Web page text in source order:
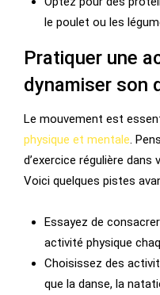
le poulet ou les
Pratiquer une
dynamiser son
Le mouvement est
physique et mentale.
d’exercice régulière
Voici quelques pistes
Essayez de
activité physique
Choisissez des
que la danse, la